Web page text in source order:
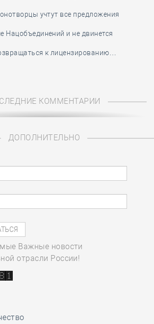
учтут все предложения
Нацобъединений и не двинется
к лицензированию…
КОММЕНТАРИИ
ДОПОЛНИТЕЛЬНО
Важные новости
отрасли России!